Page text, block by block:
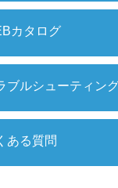
カタログ
ブルシューティン
ある質問